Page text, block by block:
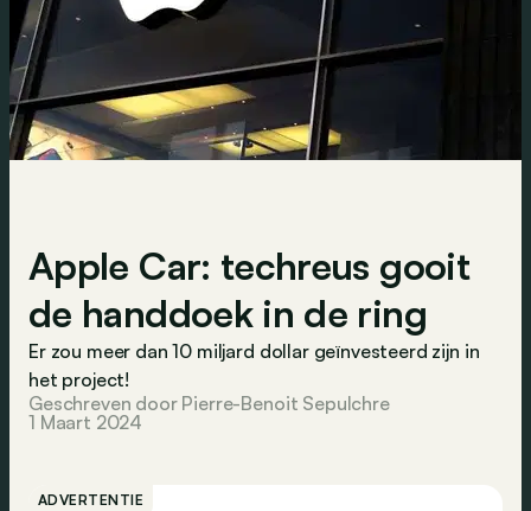
Apple Car: techreus gooit
de handdoek in de ring
Er zou meer dan 10 miljard dollar geïnvesteerd zijn in
het project!
Geschreven door Pierre-Benoit Sepulchre
1 Maart 2024
ADVERTENTIE